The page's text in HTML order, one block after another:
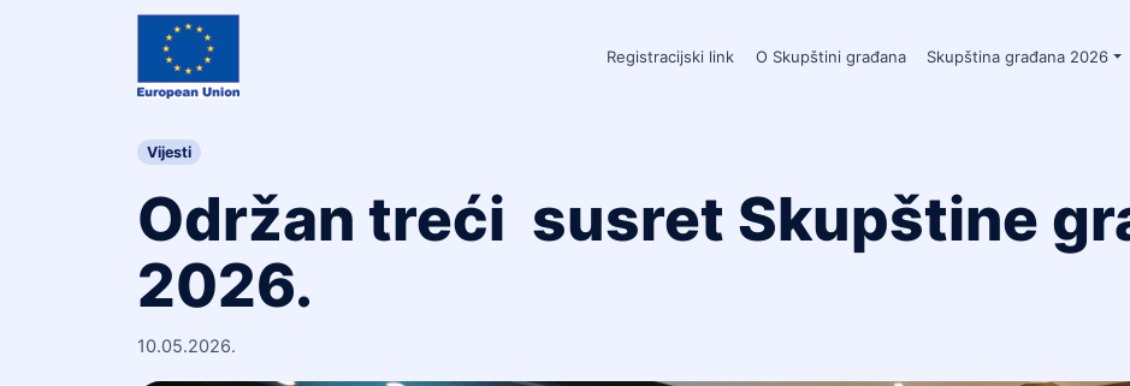
Skip to content
Registracijski link O Skupštini građana Skupština građana 2026
Vijesti
Održan treći susret Skupštine
2026.
10.05.2026.